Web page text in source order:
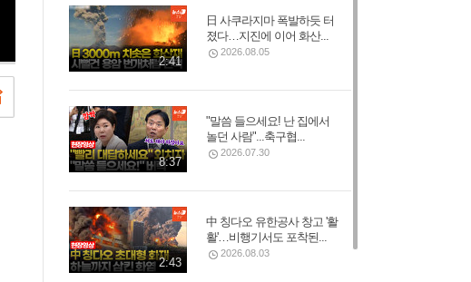
2:41
日 사쿠라지마 폭발하듯 터
졌다…지진에 이어 화산...
2026.08.05
8:37
"말씀 들으세요! 난 집에서
놀던 사람"...축구협...
2026.07.30
2:43
中 칭다오 유한공사 창고 '활
활'…비행기서도 포착된...
2026.08.03